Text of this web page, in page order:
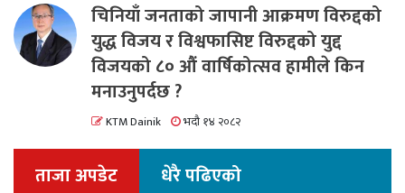
चिनियाँ जनताको जापानी आक्रमण विरुद्दको
युद्ध विजय र विश्वफासिष्ट विरुद्दको युद्द
विजयको ८० औं वार्षिकोत्सव हामीले किन
मनाउनुपर्दछ ?
KTM Dainik भदौ १४ २०८२
ताजा अपडेट धेरै पढिएको